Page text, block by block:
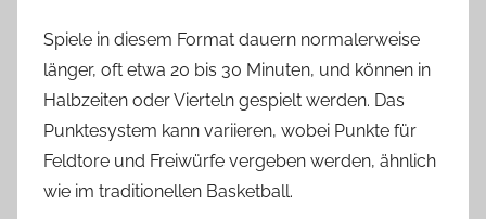
Spiele in diesem Format dauern normalerweise
länger, oft etwa 20 bis 30 Minuten, und können in
Halbzeiten oder Vierteln gespielt werden. Das
Punktesystem kann variieren, wobei Punkte für
Feldtore und Freiwürfe vergeben werden, ähnlich
wie im traditionellen Basketball.